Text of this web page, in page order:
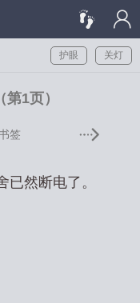
关灯
护眼
1页）
签
然断电了。